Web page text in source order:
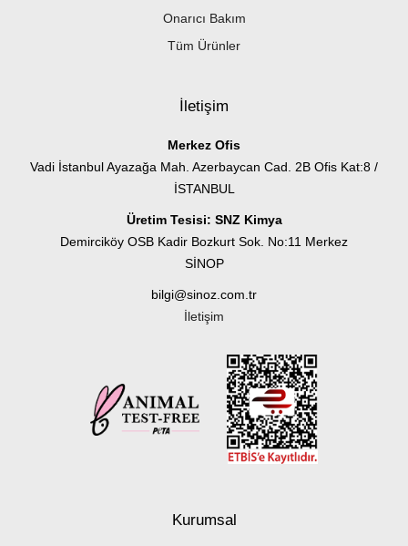
Onarıcı Bakım
Tüm Ürünler
İletişim
Merkez Ofis
Vadi İstanbul Ayazağa Mah. Azerbaycan Cad. 2B Ofis Kat:8 /
İSTANBUL
Üretim Tesisi: SNZ Kimya
Demirciköy OSB Kadir Bozkurt Sok. No:11 Merkez
SİNOP
bilgi@sinoz.com.tr
İletişim
Kurumsal